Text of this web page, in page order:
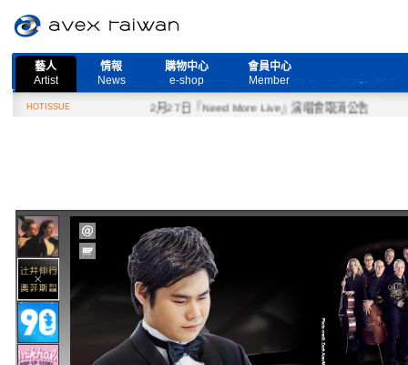
藝人
Artist
情報
News
購物中心
e-shop
會員中心
Member
HOTISSUE 2月27日『Need More Live』演唱會取消公告